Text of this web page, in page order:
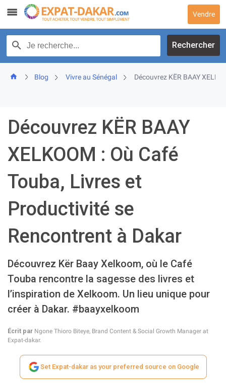
content
Vendre
Recherche par texte
Rechercher
Blog Vivre au Sénégal Découvrez KËR BAAY
Découvrez KËR BAAY
XELKOOM : Où Café
Touba, Livres et
Productivité se
Rencontrent à Dakar
Découvrez Kër Baay Xelkoom, où le Café
Touba rencontre la sagesse des livres et
l’inspiration de Xelkoom. Un lieu unique pour
créer à Dakar. #baayxelkoom
Écrit par Ngone Thioro Biteye, Brand Content & Social Growth Manager at
Expat-dakar.
Set Expat-dakar as your preferred source on Google